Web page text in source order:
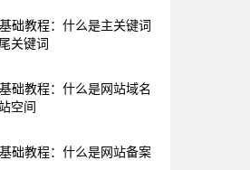
专业网站需要专业开
士人网络。同时下面还有
个网站，每个搜索结果第
示的内容，就是那个网站
接打开网
重要，它就像我们人的名
人来到我们的网站，第一
道我们这个网站是做做么
什么产品或是服务。在本
中，天水SEO讲一下网站
第一
础教程：什么是主关键词
关键词
础教程：什么是网站域名
空间
础教程：什么是网站备案